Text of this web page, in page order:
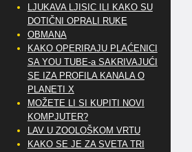
LJUKAVA LJISIC ILI KAKO SU
DOTIČNI OPRALI RUKE
OBMANA
KAKO OPERIRAJU PLAĆENICI
SA YOU TUBE-a SAKRIVAJUĆI
SE IZA PROFILA KANALA O
PLANETI X
MOŽETE LI SI KUPITI NOVI
KOMPJUTER?
LAV U ZOOLOŠKOM VRTU
KAKO SE JE ZA SVETA TRI